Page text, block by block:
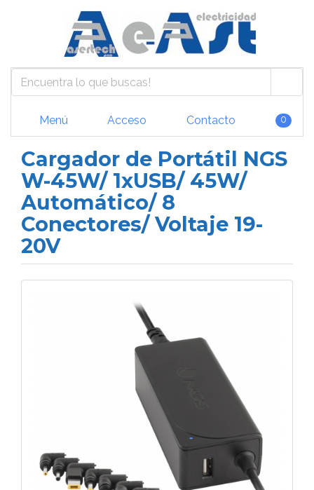
Menú Acceso Contacto 0
Cargador de Portátil NGS
W-45W/ 1xUSB/ 45W/
Automático/ 8
Conectores/ Voltaje 19-
20V